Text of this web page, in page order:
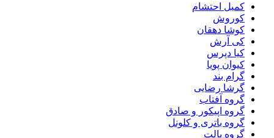
کمیل احتشام
کوروش
کوشا دهقان
کی آرش
کیا دپرس
کیوان پویا
گرام بند
گرشا رضایی
گروه آفتاب
گروه اپیکور و صادق
گروه باتری و کلونل
گروه پالت